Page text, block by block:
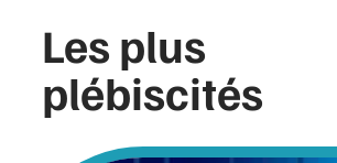
Les plus
plébiscités